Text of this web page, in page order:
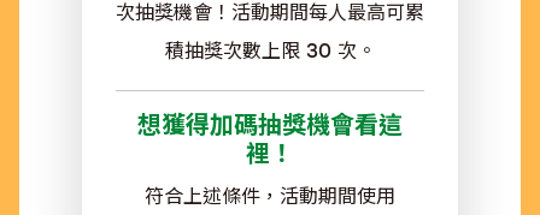
次抽獎機會！活動期間每人最高可累
積抽獎次數上限 30 次。
想獲得加碼抽獎機會看這
裡！
符合上述條件，活動期間使用